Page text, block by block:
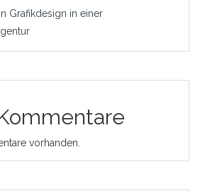
Grafikdesign in einer
vorhanden.